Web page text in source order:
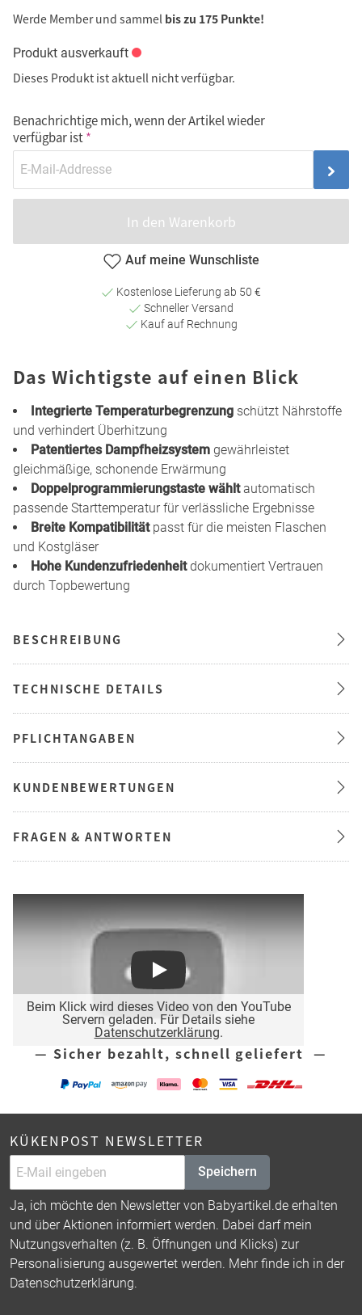
Werde Member und sammel bis zu 175 Punkte!
Produkt ausverkauft
Dieses Produkt ist aktuell nicht verfügbar.
Benachrichtige mich, wenn der Artikel wieder
verfügbar ist
In den Warenkorb
Auf meine Wunschliste
Kostenlose Lieferung ab 50 €
Schneller Versand
Kauf auf Rechnung
Das Wichtigste auf einen Blick
Integrierte Temperaturbegrenzung schützt Nährstoffe
und verhindert Überhitzung
Patentiertes Dampfheizsystem gewährleistet
gleichmäßige, schonende Erwärmung
Doppelprogrammierungstaste wähltautomatisch
passende Starttemperatur für verlässliche Ergebnisse
Breite Kompatibilitätpasst für die meisten Flaschen
und Kostgläser
Hohe Kundenzufriedenheitdokumentiert Vertrauen
durch Topbewertung
BESCHREIBUNG
TECHNISCHE DETAILS
PFLICHTANGABEN
KUNDENBEWERTUNGEN
FRAGEN & ANTWORTEN
Beim Klick wird dieses Video von den YouTube
Servern geladen. Für Details siehe
Datenschutzerklärung.
Play
— Sicher bezahlt, schnell geliefert —
KÜKENPOST NEWSLETTER
Speichern
Ja, ich möchte den Newsletter von Babyartikel.de erhalten
und über Aktionen informiert werden. Dabei darf mein
Nutzungsverhalten (z. B. Öffnungen und Klicks) zur
Personalisierung ausgewertet werden. Mehr finde ich in der
Datenschutzerklärung.